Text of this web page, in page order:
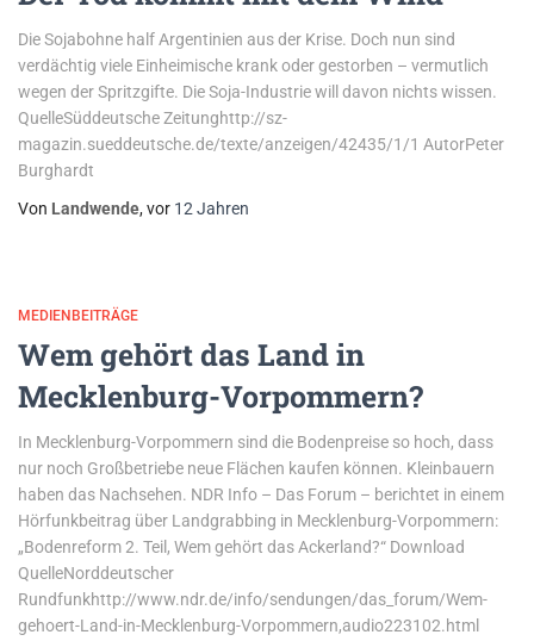
Die Sojabohne half Argentinien aus der Krise. Doch nun sind
verdächtig viele Einheimische krank oder gestorben – vermutlich
wegen der Spritzgifte. Die Soja-Industrie will davon nichts wissen.
QuelleSüddeutsche Zeitunghttp://sz-
magazin.sueddeutsche.de/texte/anzeigen/42435/1/1 AutorPeter
Burghardt
Von Landwende, vor 12 Jahren
MEDIENBEITRÄGE
Wem gehört das Land in
Mecklenburg-Vorpommern?
In Mecklenburg-Vorpommern sind die Bodenpreise so hoch, dass
nur noch Großbetriebe neue Flächen kaufen können. Kleinbauern
haben das Nachsehen. NDR Info – Das Forum – berichtet in einem
Hörfunkbeitrag über Landgrabbing in Mecklenburg-Vorpommern:
„Bodenreform 2. Teil, Wem gehört das Ackerland?“ Download
QuelleNorddeutscher
Rundfunkhttp://www.ndr.de/info/sendungen/das_forum/Wem-
gehoert-Land-in-Mecklenburg-Vorpommern,audio223102.html